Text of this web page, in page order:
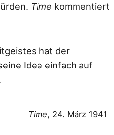
Time kommentiert
hat der
Idee einfach auf
Time, 24. März 1941